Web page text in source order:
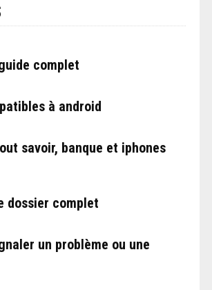
complet
à android
savoir, banque et iphones
dossier complet
un problème ou une